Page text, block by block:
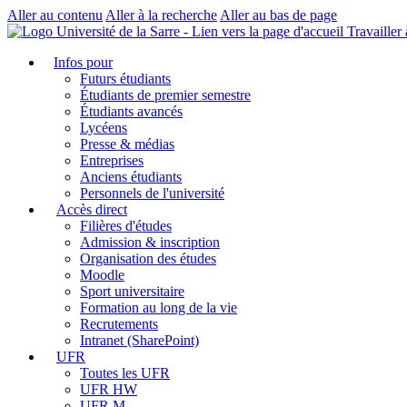
Aller au contenu Aller à la recherche Aller au bas de page
Travailler
Infos pour
Futurs étudiants
Étudiants de premier semestre
Étudiants avancés
Lycéens
Presse & médias
Entreprises
Anciens étudiants
Personnels de l'université
Accès direct
Filières d'études
Admission & inscription
Organisation des études
Moodle
Sport universitaire
Formation au long de la vie
Recrutements
Intranet (SharePoint)
UFR
Toutes les UFR
UFR HW